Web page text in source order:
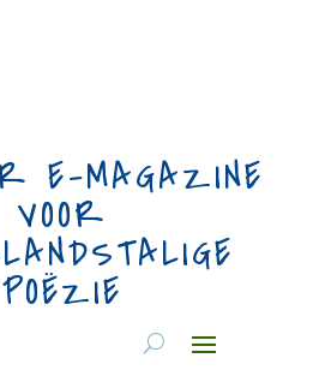
E-MAGAZINE
VOOR
POËZIE